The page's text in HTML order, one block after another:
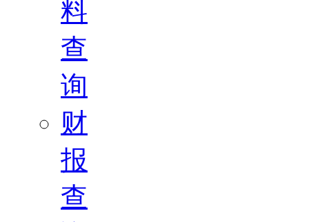
料
查
询
财
报
查